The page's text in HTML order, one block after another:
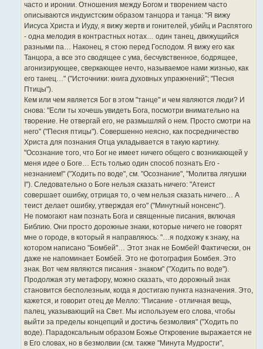
часто и иронии. Отношения между Богом и творением часто
описываются индуистским образом танцора и танца: "Я вижу
Иисуса Христа и Иуду, я вижу жертв и гонителей, убийц и Распятого
- одна мелодия в контрастных нотах… один танец, движущийся
разными па… Наконец, я стою перед Господом. Я вижу его как
Танцора, а все это сводящее с ума, бесчувственное, бодрящее,
агонизирующее, сверкающее нечто, называемое нами жизнью, как
его танец…" ("Источники: книга духовных упражнений"; "Песня
Птицы").
Кем или чем является Бог в этом "танце" и чем являются люди? И
снова: "Если ты хочешь увидеть Бога, посмотри внимательно на
творение. Не отвергай его, не размышляй о нем. Просто смотри на
него" ("Песня птицы"). Совершенно неясно, как посредничество
Христа для познания Отца укладывается в такую картину.
"Осознание того, что Бог не имеет ничего общего с возникающей у
меня идее о Боге… Есть только один способ познать Его -
незнанием!" ("Ходить по воде", см. "Осознание", "Молитва лягушки
I"). Следовательно о Боге нельзя сказать ничего: "Атеист
совершает ошибку, отрицая то, о чем нельзя сказать ничего… А
теист делает ошибку, утверждая его" ("Минутный нонсенс").
Не помогают нам познать Бога и священные писания, включая
Библию. Они просто дорожные знаки, которые ничего не говорят
мне о городе, в который я направляюсь: "…я подхожу к знаку, на
котором написано "Бомбей"… Этот знак не Бомбей! Фактически, он
даже не напоминает Бомбей. Это не фотография Бомбея. Это
знак. Вот чем являются писания - знаком" ("Ходить по воде").
Продолжая эту метафору, можно сказать, что дорожный знак
становится бесполезным, когда я достигаю пункта назначения. Это,
кажется, и говорит отец де Мелло: "Писание - отличная вещь,
палец, указывающий на Свет. Мы используем его слова, чтобы
выйти за пределы концепций и достичь безмолвия" ("Ходить по
воде). Парадоксальным образом Божье Откровение выражается не
в Его словах, но в безмолвии (см. также "Минута Мудрости",